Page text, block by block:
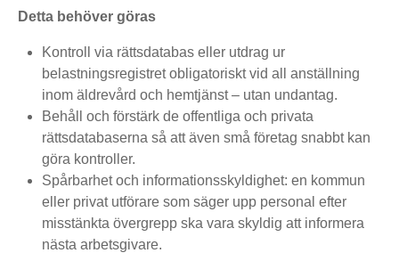
Detta behöver göras
Kontroll via rättsdatabas eller utdrag ur
belastningsregistret obligatoriskt vid all anställning
inom äldrevård och hemtjänst – utan undantag.
Behåll och förstärk de offentliga och privata
rättsdatabaserna så att även små företag snabbt kan
göra kontroller.
Spårbarhet och informationsskyldighet: en kommun
eller privat utförare som säger upp personal efter
misstänkta övergrepp ska vara skyldig att informera
nästa arbetsgivare.